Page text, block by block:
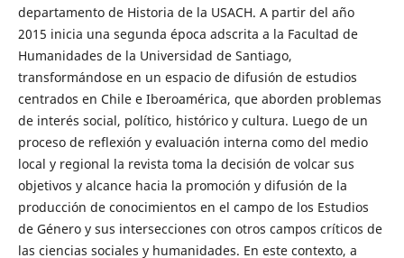
departamento de Historia de la USACH. A partir del año
2015 inicia una segunda época adscrita a la Facultad de
Humanidades de la Universidad de Santiago,
transformándose en un espacio de difusión de estudios
centrados en Chile e Iberoamérica, que aborden problemas
de interés social, político, histórico y cultura. Luego de un
proceso de reflexión y evaluación interna como del medio
local y regional la revista toma la decisión de volcar sus
objetivos y alcance hacia la promoción y difusión de la
producción de conocimientos en el campo de los Estudios
de Género y sus intersecciones con otros campos críticos de
las ciencias sociales y humanidades. En este contexto, a